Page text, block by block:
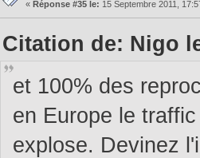
« Réponse #35 le: 15 Septembre 2011,
Citation de: Nigo
et 100% des
en Europe le
explose. Devinez